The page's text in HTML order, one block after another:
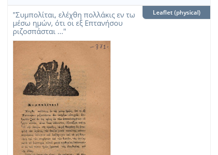
"Συμπολίται, ελέχθη πολλάκις εν τω
μέσω ημών, ότι οι εξ Επτανήσου
ριζοσπάσται ..."
Leaflet (physical)